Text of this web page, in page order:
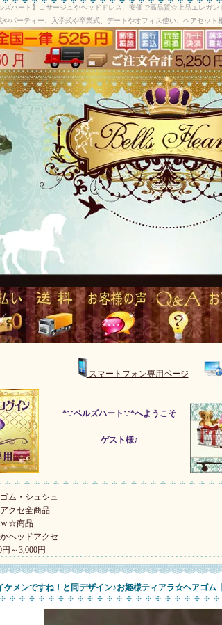
ハート】コサージュやヘッドドレス、安価で高品質☆上品エレガ
やパーティー、入学式や卒業式、デートやオフィス使い、ヘアセット
スマートフォン専用ページ
*∵ベルズハート∵*へようこそ
ゲスト様♪
ム・シュシュ
クセ全商品
☆商品
ヘッドアクセ
円～3,000円
ケメンですね！と同デザイン♪お姫様ティアラ☆ヘアゴム